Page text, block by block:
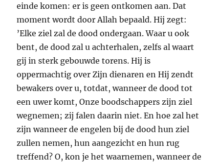
einde komen: er is geen ontkomen aan. Dat
moment wordt door Allah bepaald. Hij zegt:
’Elke ziel zal de dood ondergaan. Waar u ook
bent, de dood zal u achterhalen, zelfs al waart
gij in sterk gebouwde torens. Hij is
oppermachtig over Zijn dienaren en Hij zendt
bewakers over u, totdat, wanneer de dood tot
een uwer komt, Onze boodschappers zijn ziel
wegnemen; zij falen daarin niet. En hoe zal het
zijn wanneer de engelen bij de dood hun ziel
zullen nemen, hun aangezicht en hun rug
treffend? O, kon je het waarnemen, wanneer de